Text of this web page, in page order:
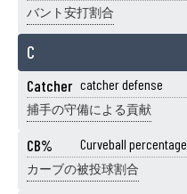
バント安打割合
C
Catcher catcher defense
捕手の守備による貢献
CB% Curveball percentage
カーブの被投球割合